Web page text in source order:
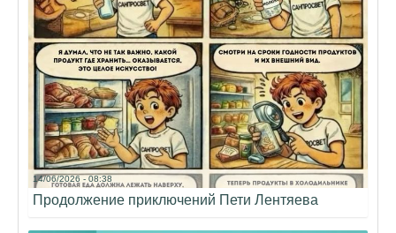
14/06/2026 - 08:38
Продолжение приключений Пети Лентяева